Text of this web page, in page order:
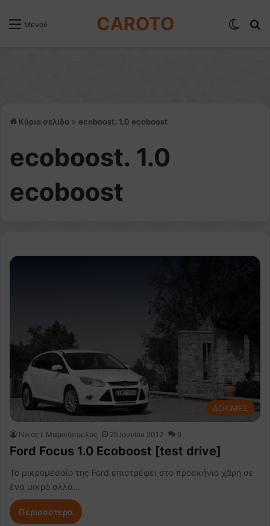
Μενού CAROTO
Κύρια σελίδα > ecoboost. 1.0 ecoboost
ecoboost. 1.0
ecoboost
ΔΟΚΙΜΕΣ
Nίκος Ι. Mαρινόπουλος 25 Ιουνίου 2012 9
Ford Focus 1.0 Ecoboost [test drive]
Το μικρομεσαίο της Ford επιστρέφει στο προσκήνιο χάρη σε
ένα μικρό αλλά…
Περισσότερα